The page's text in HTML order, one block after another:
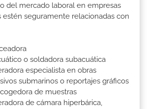
del mercado laboral en empresas
estén seguramente relacionadas con
o soldadora subacuática
especialista en obras
submarinos o reportajes gráficos
de muestras
de cámara hiperbárica,